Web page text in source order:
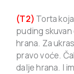
(T2) Torta
puding skuvan
hrana. Za
pravo voće.
dalje hrana. I